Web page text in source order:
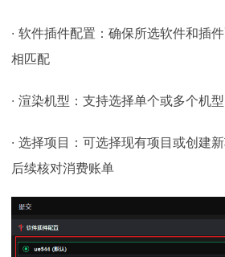
· 软件插件配置：确保所选软件和插
相匹配
· 渲染机型：支持选择单个或多个机型
· 选择项目：可选择现有项目或创建
后续核对消费账单